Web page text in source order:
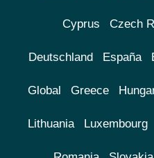
Cyprus Czech
Deutschland España
Global Greece
Lithuania Luxembourg